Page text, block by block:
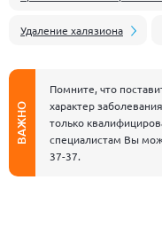
Удаление халязиона
ВАЖНО
Помните, что
характер
только
специалистам Вы
37-37.